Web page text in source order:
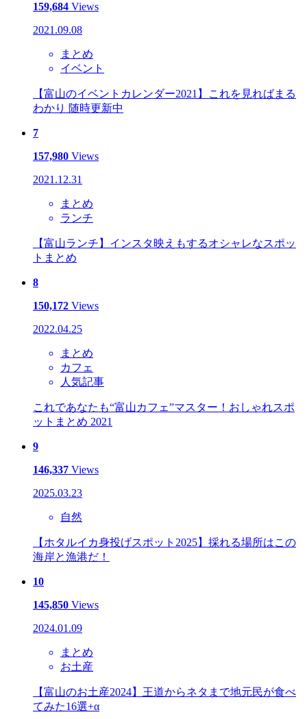
159,684 Views
2021.09.08
まとめ
イベント
【富山のイベントカレンダー2021】これを見ればまる
わかり 随時更新中
7
157,980 Views
2021.12.31
まとめ
ランチ
【富山ランチ】インスタ映えもするオシャレなスポッ
トまとめ
8
150,172 Views
2022.04.25
まとめ
カフェ
人気記事
これであなたも“富山カフェ”マスター！おしゃれスポ
ットまとめ 2021
9
146,337 Views
2025.03.23
自然
【ホタルイカ身投げスポット2025】採れる場所はこの
海岸と漁港だ！
10
145,850 Views
2024.01.09
まとめ
お土産
【富山のお土産2024】王道からネタまで地元民が食べ
てみた16選+α